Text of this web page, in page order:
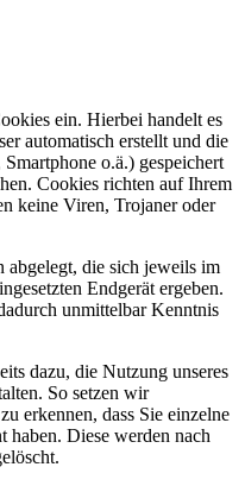
ein. Hierbei handelt es
automatisch erstellt und die
o.ä.) gespeichert
Cookies richten auf Ihrem
keine Viren, Trojaner oder
die sich jeweils im
Endgerät ergeben.
unmittelbar Kenntnis
dazu, die Nutzung unseres
So setzen wir
erkennen, dass Sie einzelne
haben. Diese werden nach